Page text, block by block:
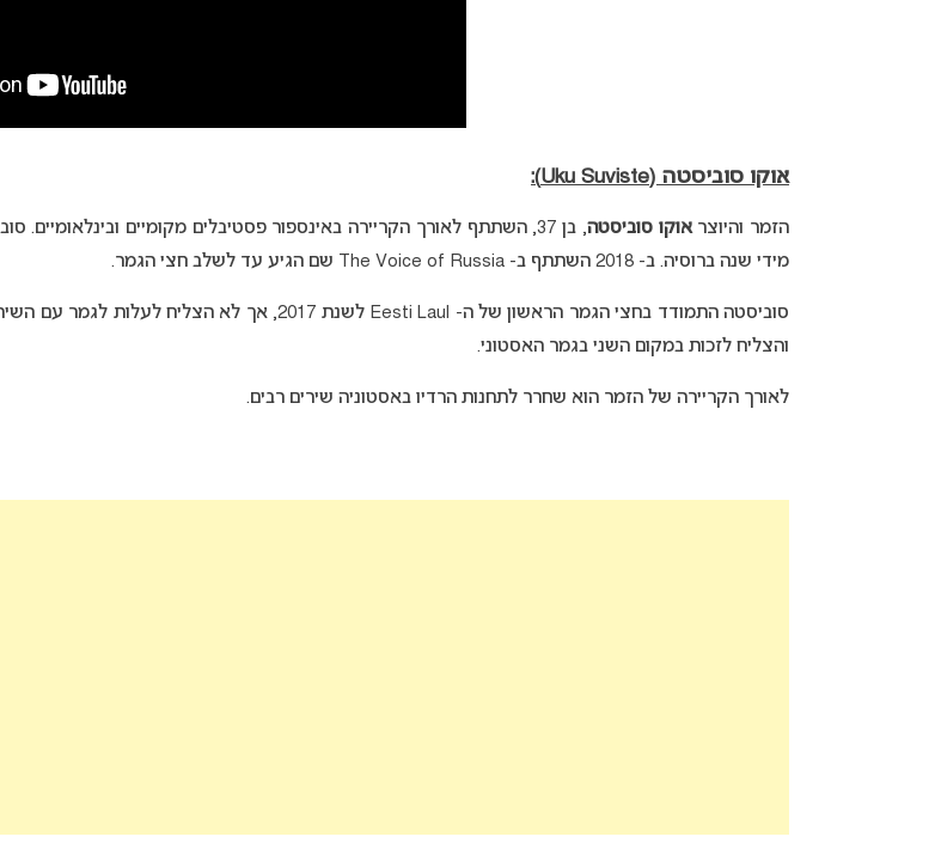
אוקו סוביסטה (Uku Suviste) :
הזמר והיוצראוקו סוביסטה
מידי שנה ברוסיה. ב- 2018 השתתף ב- The Voice of Russia שם הגיע עד לשלב חצי הגמר.
סוביסטה התמודד בחצי הגמר הראשון של ה- Eesti Laul לשנת 2017, אך לא הצליח לעלות לגמר עם השיר “
והצליח לזכות במקום השני בגמר האסטוני.
לאורך הקריירה של הזמר הוא שחרר לתחנות הרדיו באסטוניה שירים רבים.